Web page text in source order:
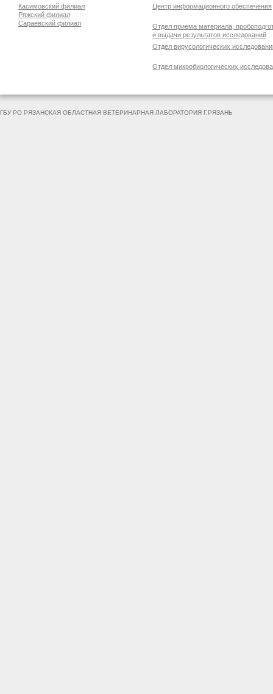
Касимовский филиал
Ряжский филиал
Сараевский филиал
Центр информационного обеспечения
Отдел приема материала,
и выдачи результатов исследований
Отдел вирусологических
Отдел микробиологических
ГБУ РО РЯЗАНСКАЯ ОБЛАСТНАЯ ВЕТЕРИНАРНАЯ ЛАБОРАТОРИЯ Г.РЯЗАНЬ